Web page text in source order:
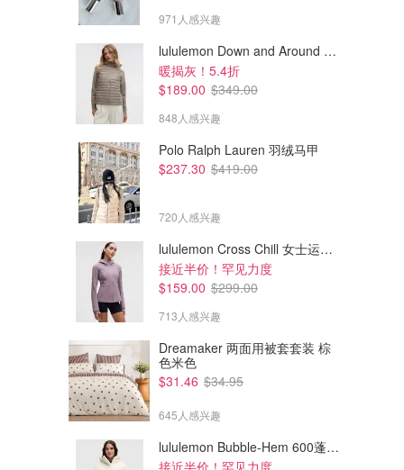
GANNI UK (AU) The Outnet.com
971人感兴趣
lululemon Down and Around 羽绒夹克
暖揭灰！5.4折
$189.00 $349.00
848人感兴趣
Polo Ralph Lauren 羽绒马甲
$237.30 $419.00
720人感兴趣
lululemon Cross Chill 女士运动外套
接近半价！罕见力度
$159.00 $299.00
713人感兴趣
Dreamaker 两面用被套套装 棕
色米色
$31.46 $34.95
645人感兴趣
lululemon Bubble-Hem 600蓬松羽绒夹克
接近半价！罕见力度